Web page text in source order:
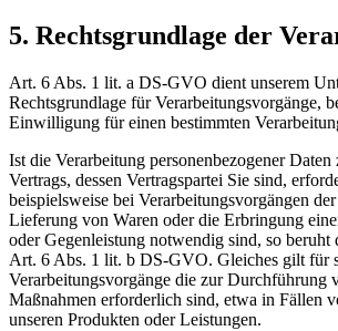
5. Rechtsgrundlage der
Art. 6 Abs. 1 lit. a DS-GVO dient unserem
Rechtsgrundlage für Verarbeitungsvorgänge,
Einwilligung für einen bestimmten
Ist die Verarbeitung personenbezogener
Vertrags, dessen Vertragspartei Sie sind,
beispielsweise bei Verarbeitungsvorgängen
Lieferung von Waren oder die Erbringung
oder Gegenleistung notwendig sind, so beruht
Art. 6 Abs. 1 lit. b DS-GVO. Gleiches gilt für
Verarbeitungsvorgänge die zur Durchführung
Maßnahmen erforderlich sind, etwa in Fällen
unseren Produkten oder Leistungen.